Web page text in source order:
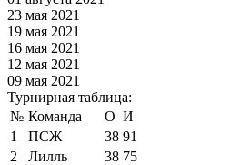
23 мая 2021
19 мая 2021
16 мая 2021
12 мая 2021
09 мая 2021
Турнирная таблица:
№ Команда О И
1
ПСЖ 38 91
2
Лилль 38 75